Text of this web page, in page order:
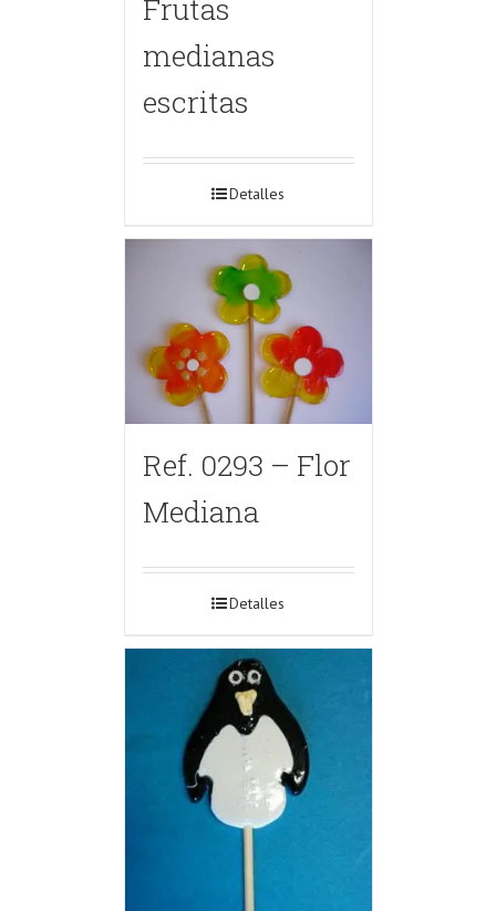
Frutas
medianas
escritas
Detalles
Ref. 0293 – Flor
Mediana
Detalles